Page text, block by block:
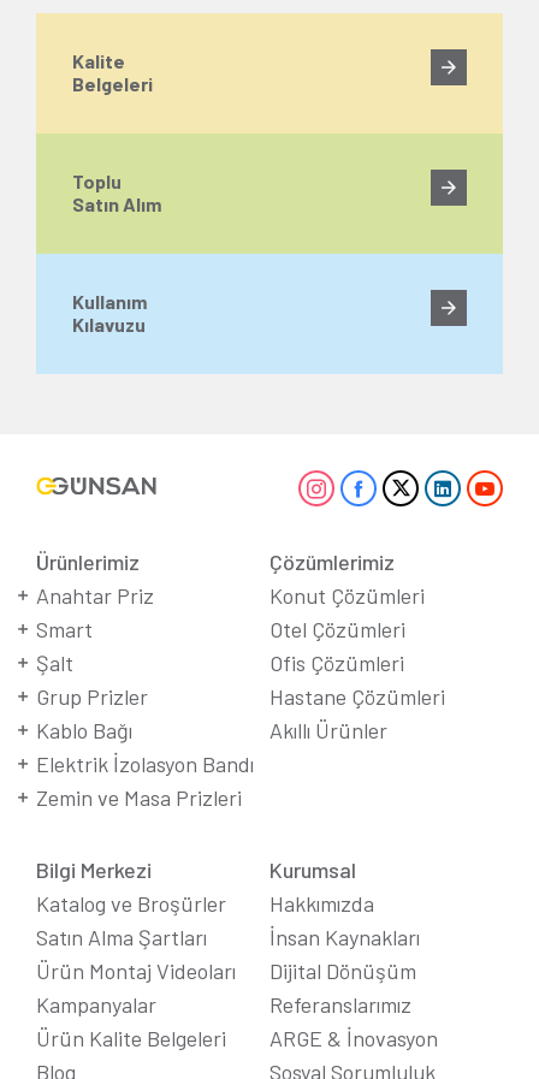
Kalite
Belgeleri
Toplu
Satın Alım
Kullanım
Kılavuzu
Ürünlerimiz
Anahtar Priz
Smart
Şalt
Grup Prizler
Kablo Bağı
Elektrik İzolasyon Bandı
Zemin ve Masa Prizleri
Çözümlerimiz
Konut Çözümleri
Otel Çözümleri
Ofis Çözümleri
Hastane Çözümleri
Akıllı Ürünler
Bilgi Merkezi
Katalog ve Broşürler
Satın Alma Şartları
Ürün Montaj Videoları
Kampanyalar
Ürün Kalite Belgeleri
Blog
Kurumsal
Hakkımızda
İnsan Kaynakları
Dijital Dönüşüm
Referanslarımız
ARGE & İnovasyon
Sosyal Sorumluluk